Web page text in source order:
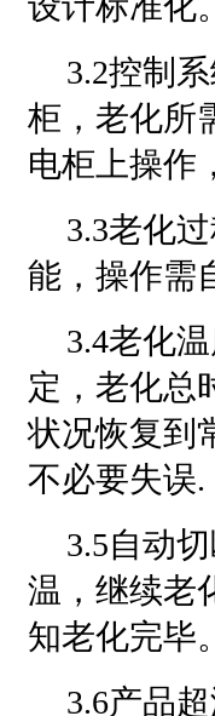
3.2控制
柜，老化所
电柜上操作
3.3老化
能，操作需
3.4老化
定，老化总
状况恢复到
不必要失误.
3.5自动
温，继续老
知老化完毕。
3.6产品